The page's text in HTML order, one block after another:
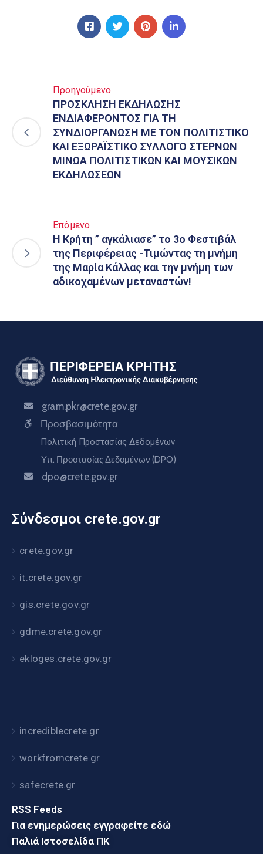
Προηγούμενο
ΠΡΟΣΚΛΗΣΗ ΕΚΔΗΛΩΣΗΣ
ΕΝΔΙΑΦΕΡΟΝΤΟΣ ΓΙΑ ΤΗ
ΣΥΝΔΙΟΡΓΑΝΩΣΗ ΜΕ ΤΟΝ ΠΟΛΙΤΙΣΤΙΚΟ
ΚΑΙ ΕΞΩΡΑΪΣΤΙΚΟ ΣΥΛΛΟΓΟ ΣΤΕΡΝΩΝ
ΜΙΝΩΑ ΠΟΛΙΤΙΣΤΙΚΩΝ ΚΑΙ ΜΟΥΣΙΚΩΝ
ΕΚΔΗΛΩΣΕΩΝ
Επόμενο
Η Κρήτη ” αγκάλιασε” το 3ο Φεστιβάλ
της Περιφέρειας -Τιμώντας τη μνήμη
της Μαρία Κάλλας και την μνήμη των
αδικοχαμένων μεταναστών!
gram.pkr@crete.gov.gr
Προσβασιμότητα
Πολιτική Προστασίας Δεδομένων
Υπ. Προστασίας Δεδομένων (DPO)
dpo@crete.gov.gr
Σύνδεσμοι crete.gov.gr
crete.gov.gr
it.crete.gov.gr
gis.crete.gov.gr
gdme.crete.gov.gr
ekloges.crete.gov.gr
incrediblecrete.gr
workfromcrete.gr
safecrete.gr
RSS Feeds
Για ενημερώσεις εγγραφείτε εδώ
Παλιά Ιστοσελίδα ΠΚ